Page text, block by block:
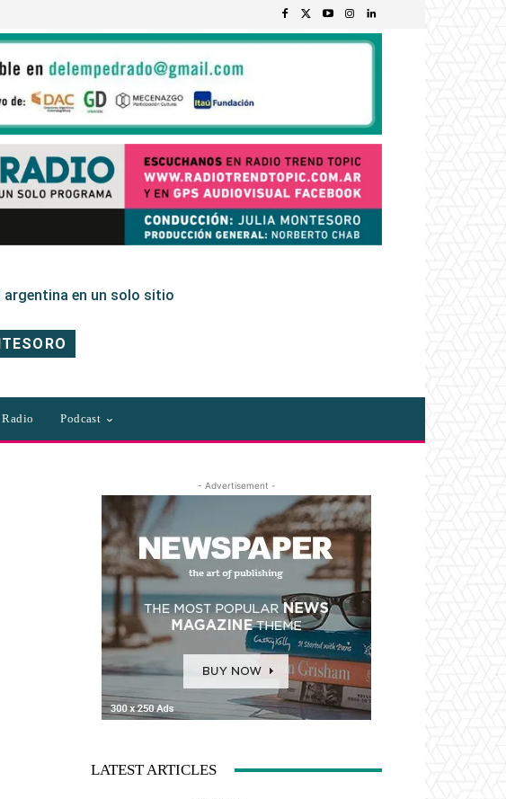
argentina en un solo sitio
Radio Podcast
- Advertisement -
LATEST ARTICLES